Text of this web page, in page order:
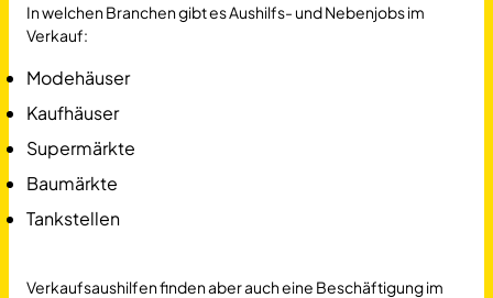
In welchen Branchen gibt es Aushilfs- und Nebenjobs im
Verkauf:
Modehäuser
Kaufhäuser
Supermärkte
Baumärkte
Tankstellen
Verkaufsaushilfen finden aber auch eine Beschäftigung im